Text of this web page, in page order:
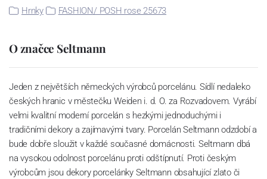
Hrnky
FASHION/ POSH rose 25673
O značce Seltmann
Jeden z největších německých výrobců porcelánu. Sídlí nedaleko
českých hranic v městečku Weiden i. d. O. za Rozvadovem. Vyrábí
velmi kvalitní moderní porcelán s hezkými jednoduchými i
tradičními dekory a zajímavými tvary. Porcelán Seltmann odzdobí a
bude dobře sloužit v každé současné domácnosti. Seltmann dbá
na vysokou odolnost porcelánu proti odštípnutí. Proti českým
výrobcům jsou dekory porcelánky Seltmann obsahující zlato či